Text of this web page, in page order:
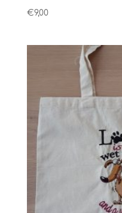
€9,00